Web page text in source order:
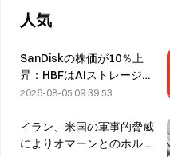
人気
SanDiskの株価が10％上
昇：HBFはAIストレージの
新たなサイクルをどう切り
リオを裏付けられるか？
2026-08-05 09:39:53
イラン、米国の軍事的脅威
によりオマーンとのホルム